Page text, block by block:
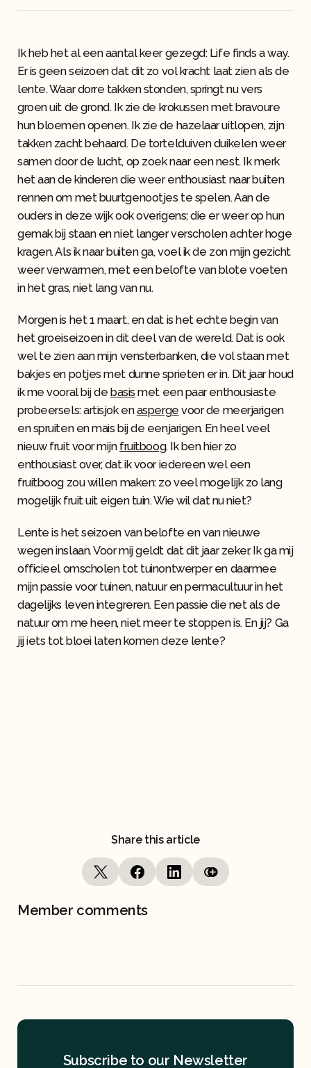
Ik heb het al een aantal keer gezegd: Life finds a way.
Er is geen seizoen dat dit zo vol kracht laat zien als de
lente. Waar dorre takken stonden, springt nu vers
groen uit de grond. Ik zie de krokussen met bravoure
hun bloemen openen. Ik zie de hazelaar uitlopen, zijn
takken zacht behaard. De tortelduiven duikelen weer
samen door de lucht, op zoek naar een nest. Ik merk
het aan de kinderen die weer enthousiast naar buiten
rennen om met buurtgenootjes te spelen. Aan de
ouders in deze wijk ook overigens; die er weer op hun
gemak bij staan en niet langer verscholen achter hoge
kragen. Als ik naar buiten ga, voel ik de zon mijn gezicht
weer verwarmen, met een belofte van blote voeten
in het gras, niet lang van nu.
Morgen is het 1 maart, en dat is het echte begin van
het groeiseizoen in dit deel van de wereld. Dat is ook
wel te zien aan mijn vensterbanken, die vol staan met
bakjes en potjes met dunne sprieten er in. Dit jaar houd
ik me vooral bij de basis met een paar enthousiaste
probeersels: artisjok enasperge voor de meerjarigen
en spruiten en mais bij de eenjarigen. En heel veel
nieuw fruit voor mijn fruitboog. Ik ben hier zo
enthousiast over, dat ik voor iedereen wel een
fruitboog zou willen maken: zo veel mogelijk zo lang
mogelijk fruit uit eigen tuin. Wie wil dat nu niet?
Lente is het seizoen van belofte en van nieuwe
wegen inslaan. Voor mij geldt dat dit jaar zeker. Ik ga mij
officieel omscholen tot tuinontwerper en daarmee
mijn passie voor tuinen, natuur en permacultuur in het
dagelijks leven integreren. Een passie die net als de
natuur om me heen, niet meer te stoppen is. En jij? Ga
jij iets tot bloei laten komen deze lente?
Share this article
Member comments
Subscribe to our Newsletter